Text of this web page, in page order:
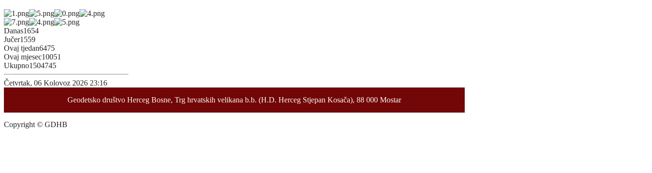
Danas1654
Jučer1559
Ovaj tjedan6475
Ovaj mjesec10051
Ukupno1504745
Četvrtak, 06 Kolovoz 2026 23:16
Geodetsko društvo Herceg Bosne, Trg hrvatskih velikana b.b. (H.D. Herceg Stjepan Kosača), 88 000 Mostar
Copyright © GDHB